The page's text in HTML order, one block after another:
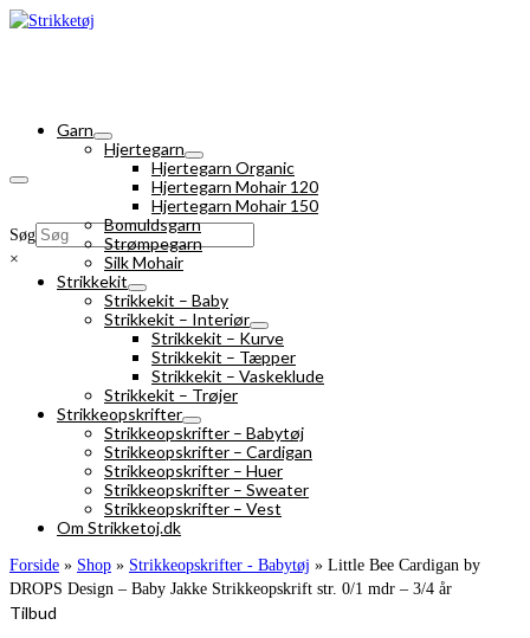
Søg
×
Garn
Hjertegarn
Hjertegarn Organic
Hjertegarn Mohair 120
Hjertegarn Mohair 150
Bomuldsgarn
Strømpegarn
Silk Mohair
Strikkekit
Strikkekit – Baby
Strikkekit – Interiør
Strikkekit – Kurve
Strikkekit – Tæpper
Strikkekit – Vaskeklude
Strikkekit – Trøjer
Strikkeopskrifter
Strikkeopskrifter – Babytøj
Strikkeopskrifter – Cardigan
Strikkeopskrifter – Huer
Strikkeopskrifter – Sweater
Strikkeopskrifter – Vest
Om Strikketoj.dk
Forside » Shop » Strikkeopskrifter - Babytøj » Little Bee Cardigan by
DROPS Design – Baby Jakke Strikkeopskrift str. 0/1 mdr – 3/4 år
Tilbud